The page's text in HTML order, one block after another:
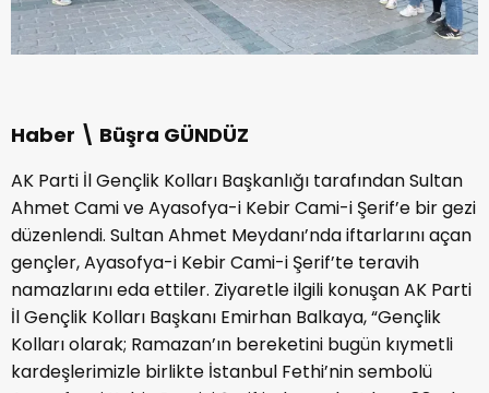
Haber \ Büşra GÜNDÜZ
AK Parti İl Gençlik Kolları Başkanlığı tarafından Sultan
Ahmet Cami ve Ayasofya-i Kebir Cami-i Şerif’e bir gezi
düzenlendi. Sultan Ahmet Meydanı’nda iftarlarını açan
gençler, Ayasofya-i Kebir Cami-i Şerif’te teravih
namazlarını eda ettiler. Ziyaretle ilgili konuşan AK Parti
İl Gençlik Kolları Başkanı Emirhan Balkaya, “Gençlik
Kolları olarak; Ramazan’ın bereketini bugün kıymetli
kardeşlerimizle birlikte İstanbul Fethi’nin sembolü